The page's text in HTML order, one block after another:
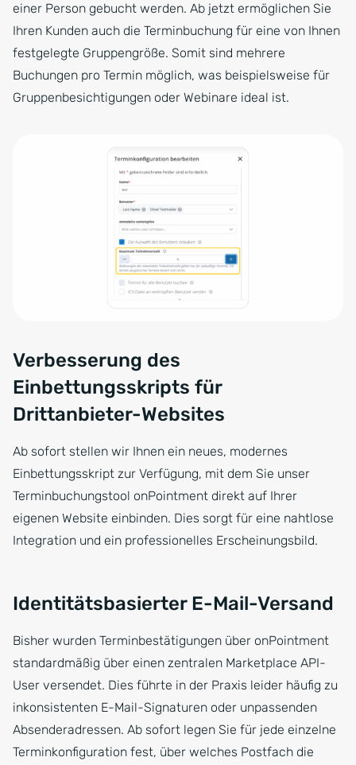
einer Person gebucht werden. Ab jetzt ermöglichen Sie
Ihren Kunden auch die Terminbuchung für eine von Ihnen
festgelegte Gruppengröße. Somit sind mehrere
Buchungen pro Termin möglich, was beispielsweise für
Gruppenbesichtigungen oder Webinare ideal ist.
Verbesserung des
Einbettungsskripts für
Drittanbieter-Websites
Ab sofort stellen wir Ihnen ein neues, modernes
Einbettungsskript zur Verfügung, mit dem Sie unser
Terminbuchungstool onPointment direkt auf Ihrer
eigenen Website einbinden. Dies sorgt für eine nahtlose
Integration und ein professionelles Erscheinungsbild.
Identitätsbasierter E-Mail-Versand
Bisher wurden Terminbestätigungen über onPointment
standardmäßig über einen zentralen Marketplace API-
User versendet. Dies führte in der Praxis leider häufig zu
inkonsistenten E-Mail-Signaturen oder unpassenden
Absenderadressen. Ab sofort legen Sie für jede einzelne
Terminkonfiguration fest, über welches Postfach die